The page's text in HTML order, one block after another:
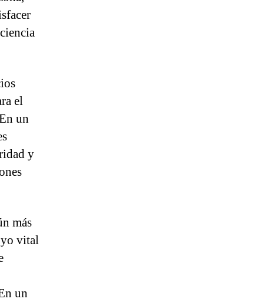
el
un
y
más
vital
un